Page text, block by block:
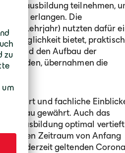
teilnehmen,
zu erlangen. Die
Lehrjahr) nutzten dafür
Möglichkeit bietet,
und den Aufbau der
werden, übernahmen die
und fachliche
gewährt. Auch das
der Ausbildung optimal vertieft
einen Zeitraum von Anfang
der derzeit geltenden